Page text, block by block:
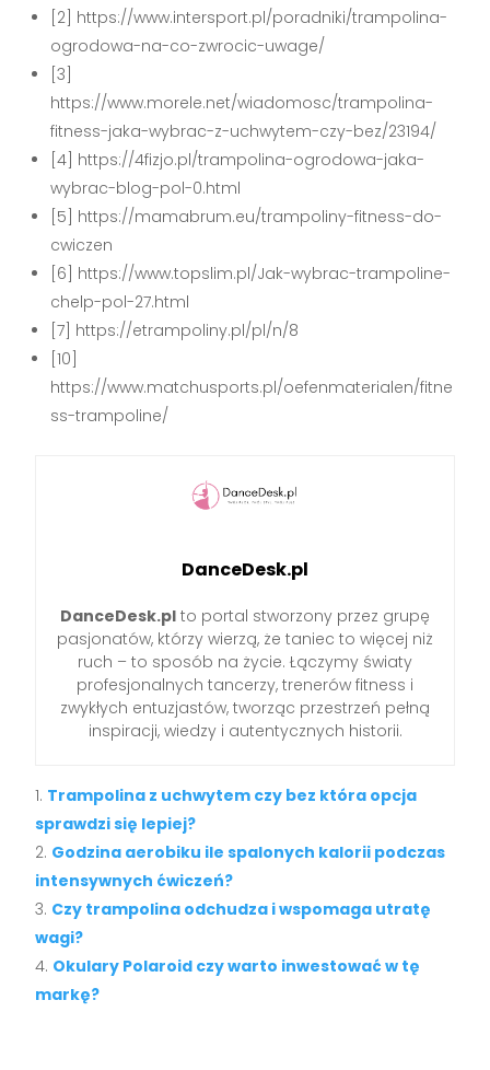
[2] https://www.intersport.pl/poradniki/trampolina-
ogrodowa-na-co-zwrocic-uwage/
[3]
https://www.morele.net/wiadomosc/trampolina-
fitness-jaka-wybrac-z-uchwytem-czy-bez/23194/
[4] https://4fizjo.pl/trampolina-ogrodowa-jaka-
wybrac-blog-pol-0.html
[5] https://mamabrum.eu/trampoliny-fitness-do-
cwiczen
[6] https://www.topslim.pl/Jak-wybrac-trampoline-
chelp-pol-27.html
[7] https://etrampoliny.pl/pl/n/8
[10]
https://www.matchusports.pl/oefenmaterialen/fitne
ss-trampoline/
DanceDesk.pl
DanceDesk.pl to portal stworzony przez grupę
pasjonatów, którzy wierzą, że taniec to więcej niż
ruch – to sposób na życie. Łączymy światy
profesjonalnych tancerzy, trenerów fitness i
zwykłych entuzjastów, tworząc przestrzeń pełną
inspiracji, wiedzy i autentycznych historii.
Trampolina z uchwytem czy bez która opcja
sprawdzi się lepiej?
Godzina aerobiku ile spalonych kalorii podczas
intensywnych ćwiczeń?
Czy trampolina odchudza i wspomaga utratę
wagi?
Okulary Polaroid czy warto inwestować w tę
markę?